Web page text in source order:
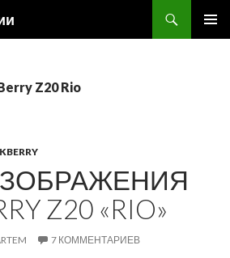
Z20 Rio
Z20 «RIO»
7 КОММЕНТАРИЕВ